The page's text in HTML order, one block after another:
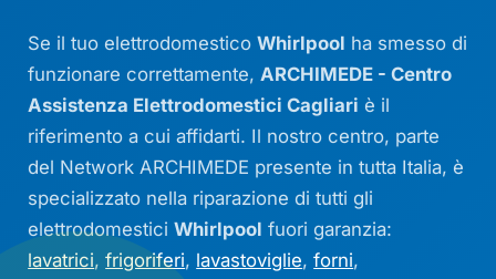
Se il tuo elettrodomesticoWhirlpool ha smesso di
funzionare correttamente,ARCHIMEDE - Centro
Assistenza Elettrodomestici Cagliari è il
riferimento a cui affidarti. Il nostro centro, parte
del Network ARCHIMEDE presente in tutta Italia, è
specializzato nella riparazione di tutti gli
elettrodomesticiWhirlpool fuori garanzia:
lavatrici,frigoriferi, lavastoviglie,forni,